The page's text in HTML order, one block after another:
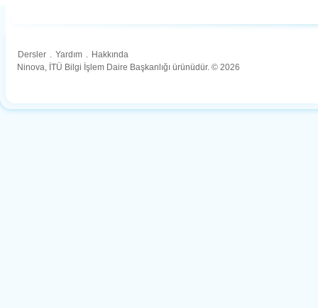
Dersler . Yardım . Hakkında
Ninova, İTÜ Bilgi İşlem Daire Başkanlığı ürünüdür. © 2026